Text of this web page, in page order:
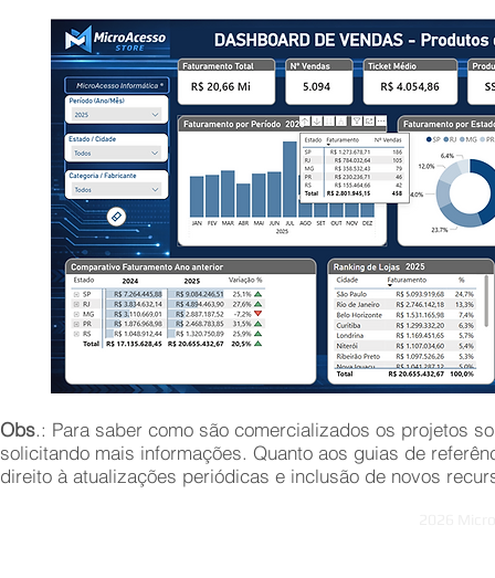
Obs.: Para saber como são comercializados os projetos
solicitando mais informações. Quanto aos guias de
direito à atualizações periódicas e inclusão de novos